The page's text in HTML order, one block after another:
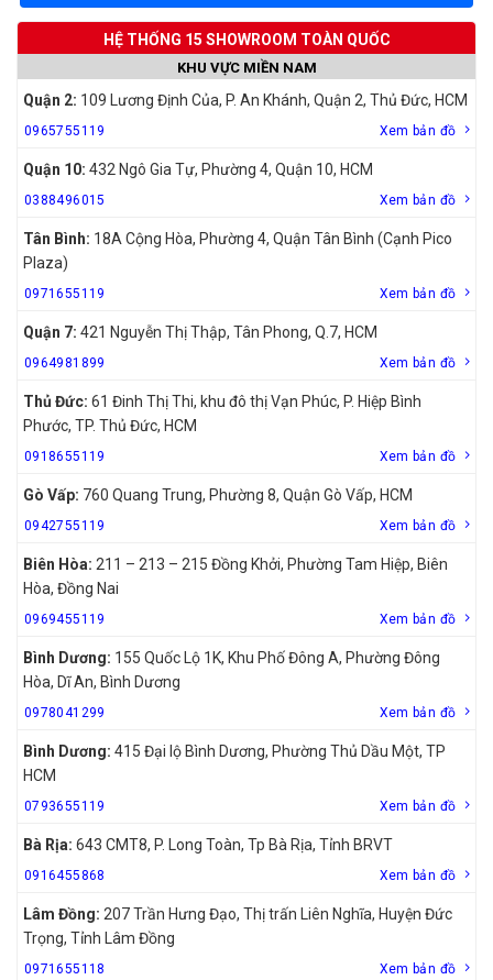
HỆ THỐNG 15 SHOWROOM TOÀN QUỐC
KHU VỰC MIỀN NAM
Quận 2: 109 Lương Định Của, P. An Khánh, Quận 2, Thủ Đức, HCM
0965755119 Xem bản đồ
Quận 10: 432 Ngô Gia Tự, Phường 4, Quận 10, HCM
0388496015 Xem bản đồ
Tân Bình: 18A Cộng Hòa, Phường 4, Quận Tân Bình (Cạnh Pico
Plaza)
0971655119 Xem bản đồ
Quận 7: 421 Nguyễn Thị Thập, Tân Phong, Q.7, HCM
0964981899 Xem bản đồ
Thủ Đức: 61 Đinh Thị Thi, khu đô thị Vạn Phúc, P. Hiệp Bình
Phước, TP. Thủ Đức, HCM
0918655119 Xem bản đồ
Gò Vấp: 760 Quang Trung, Phường 8, Quận Gò Vấp, HCM
0942755119 Xem bản đồ
Biên Hòa: 211 – 213 – 215 Đồng Khởi, Phường Tam Hiệp, Biên
Hòa, Đồng Nai
0969455119 Xem bản đồ
Bình Dương: 155 Quốc Lộ 1K, Khu Phố Đông A, Phường Đông
Hòa, Dĩ An, Bình Dương
0978041299 Xem bản đồ
Bình Dương: 415 Đại lộ Bình Dương, Phường Thủ Dầu Một, TP
HCM
0793655119 Xem bản đồ
Bà Rịa: 643 CMT8, P. Long Toàn, Tp Bà Rịa, Tỉnh BRVT
0916455868 Xem bản đồ
Lâm Đồng: 207 Trần Hưng Đạo, Thị trấn Liên Nghĩa, Huyện Đức
Trọng, Tỉnh Lâm Đồng
0971655118 Xem bản đồ